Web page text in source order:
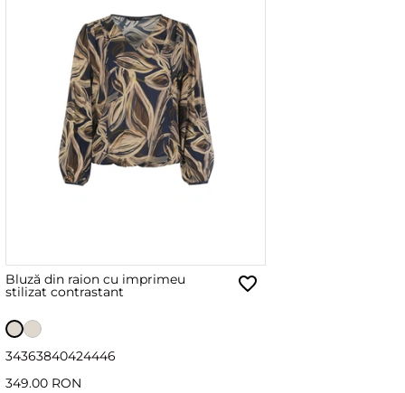
Bluză din raion cu imprimeu
stilizat contrastant
34363840424446
349.00 RON